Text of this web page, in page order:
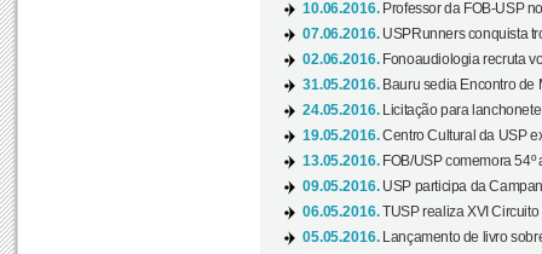
10.06.2016. Professor da FOB-USP
07.06.2016. USPRunners conquista
02.06.2016. Fonoaudiologia recruta
31.05.2016. Bauru sedia Encontro de
24.05.2016.
Licitação para
19.05.2016.Centro Cultural da USP
13.05.2016. FOB/USP comemora
09.05.2016. USP participa da
06.05.2016.TUSP realiza XVI Circuito
05.05.2016.
Lançamento de livro